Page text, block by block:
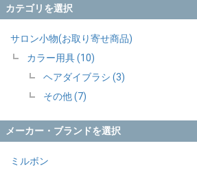
カテゴリを選択
サロン小物(お取り寄せ商品)
カラー用具 (10)
ヘアダイブラシ (3)
その他 (7)
メーカー・ブランドを選択
ミルボン